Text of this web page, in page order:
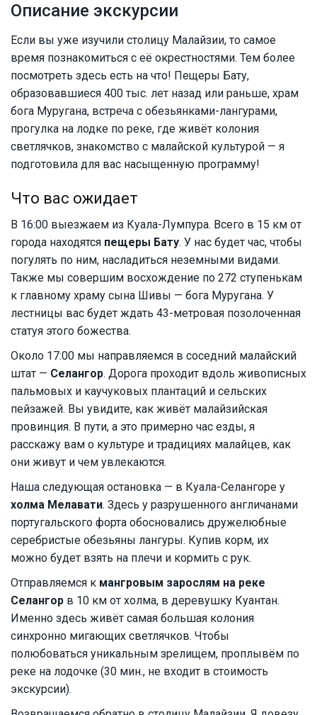
Описание экскурсии
Если вы уже изучили столицу Малайзии, то самое
время познакомиться с её окрестностями. Тем более
посмотреть здесь есть на что! Пещеры Бату,
образовавшиеся 400 тыс. лет назад или раньше, храм
бога Муругана, встреча с обезьянками-лангурами,
прогулка на лодке по реке, где живёт колония
светлячков, знакомство с малайской культурой — я
подготовила для вас насыщенную программу!
Что вас ожидает
В 16:00 выезжаем из Куала-Лумпура. Всего в 15 км от
города находятся пещеры Бату. У нас будет час, чтобы
погулять по ним, насладиться неземными видами.
Также мы совершим восхождение по 272 ступенькам
к главному храму сына Шивы — бога Муругана. У
лестницы вас будет ждать 43-метровая позолоченная
статуя этого божества.
Около 17:00 мы направляемся в соседний малайский
штат — Селангор. Дорога проходит вдоль живописных
пальмовых и каучуковых плантаций и сельских
пейзажей. Вы увидите, как живёт малайзийская
провинция. В пути, а это примерно час езды, я
расскажу вам о культуре и традициях малайцев, как
они живут и чем увлекаются.
Наша следующая остановка — в Куала-Селангоре у
холма Мелавати. Здесь у разрушенного англичанами
португальского форта обосновались дружелюбные
серебристые обезьяны лангуры. Купив корм, их
можно будет взять на плечи и кормить с рук.
Отправляемся к мангровым зарослям на реке
Селангор в 10 км от холма, в деревушку Куантан.
Именно здесь живёт самая большая колония
синхронно мигающих светлячков. Чтобы
полюбоваться уникальным зрелищем, проплывём по
реке на лодочке (30 мин., не входит в стоимость
экскурсии).